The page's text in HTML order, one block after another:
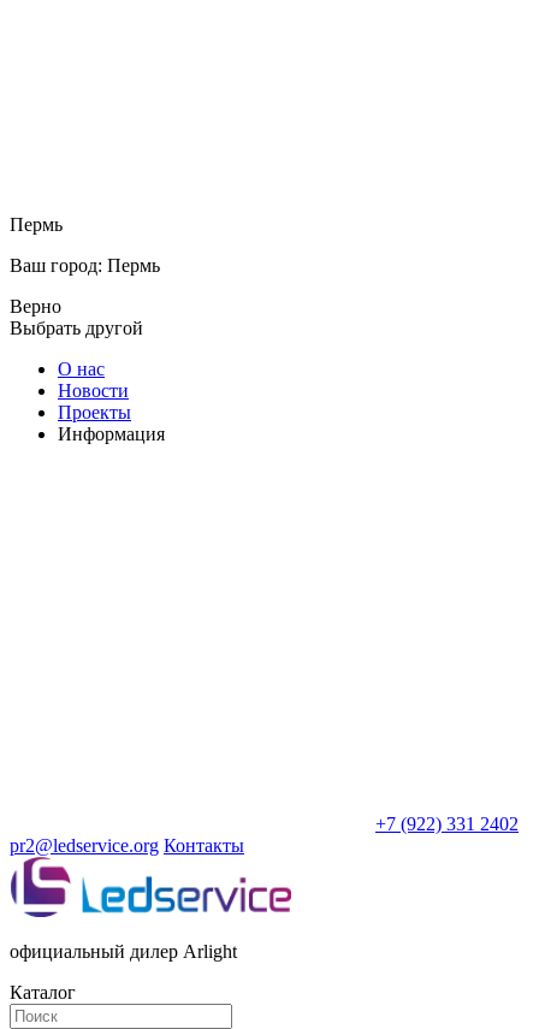
Пермь
Ваш город: Пермь
Верно
Выбрать другой
О нас
Новости
Проекты
Информация
+7 (922) 331 2402
pr2@ledservice.org Контакты
официальный дилер Arlight
Каталог